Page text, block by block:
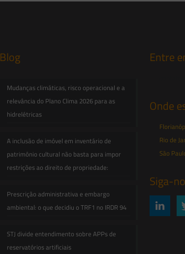
Blog
Mudanças climáticas, risco operacional e a
relevância do Plano Clima 2026 para as
hidrelétricas
A inclusão de imóvel em inventário de
patrimônio cultural não basta para impor
restrições ao direito de propriedade:
Prescrição administrativa e embargo
ambiental: o que decidiu o TRF1 no IRDR 94
STJ divide entendimento sobre APPs de
reservatórios artificiais
Entre
Onde
Rio de
São
Siga-